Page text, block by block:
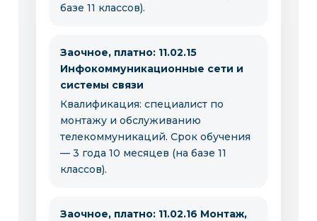
базе 11 классов).
Заочное, платно: 11.02.15
Инфокоммуникационные сети и
системы связи
Квалификация: специалист по
монтажу и обслуживанию
телекоммуникаций. Срок обучения
— 3 года 10 месяцев (на базе 11
классов).
Заочное, платно: 11.02.16 Монтаж,